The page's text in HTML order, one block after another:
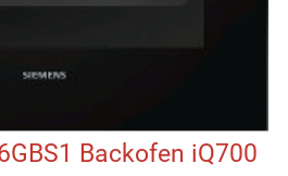
Backofen iQ700